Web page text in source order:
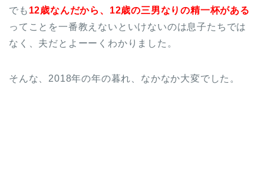
でも 12歳なんだから、12歳の三男なりの精一杯がある
ってことを一番教えないといけないのは息子たちでは
なく、夫だとよーーくわかりました。
そんな、2018年の年の暮れ、なかなか大変でした。